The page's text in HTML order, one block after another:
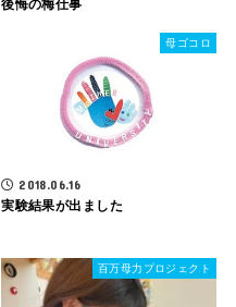
後悔の梅仕事
母ゴコロ
2018.06.16
実験結果が出ました
百万母力プロジェクト